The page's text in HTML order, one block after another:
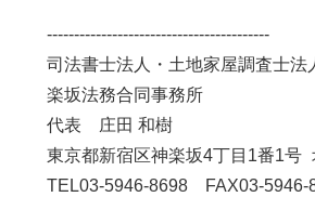
-----------------------------------------
司法書士法人・土地家屋調査士法
楽坂法務合同事務所
代表 庄田 和樹
東京都新宿区神楽坂4丁目1番1号
TEL03-5946-8698 FAX03-5946-